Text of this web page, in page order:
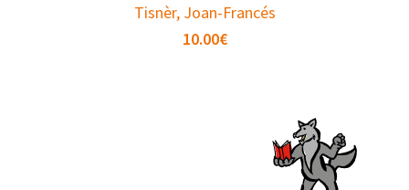
Tisnèr, Joan-Francés
10.00€